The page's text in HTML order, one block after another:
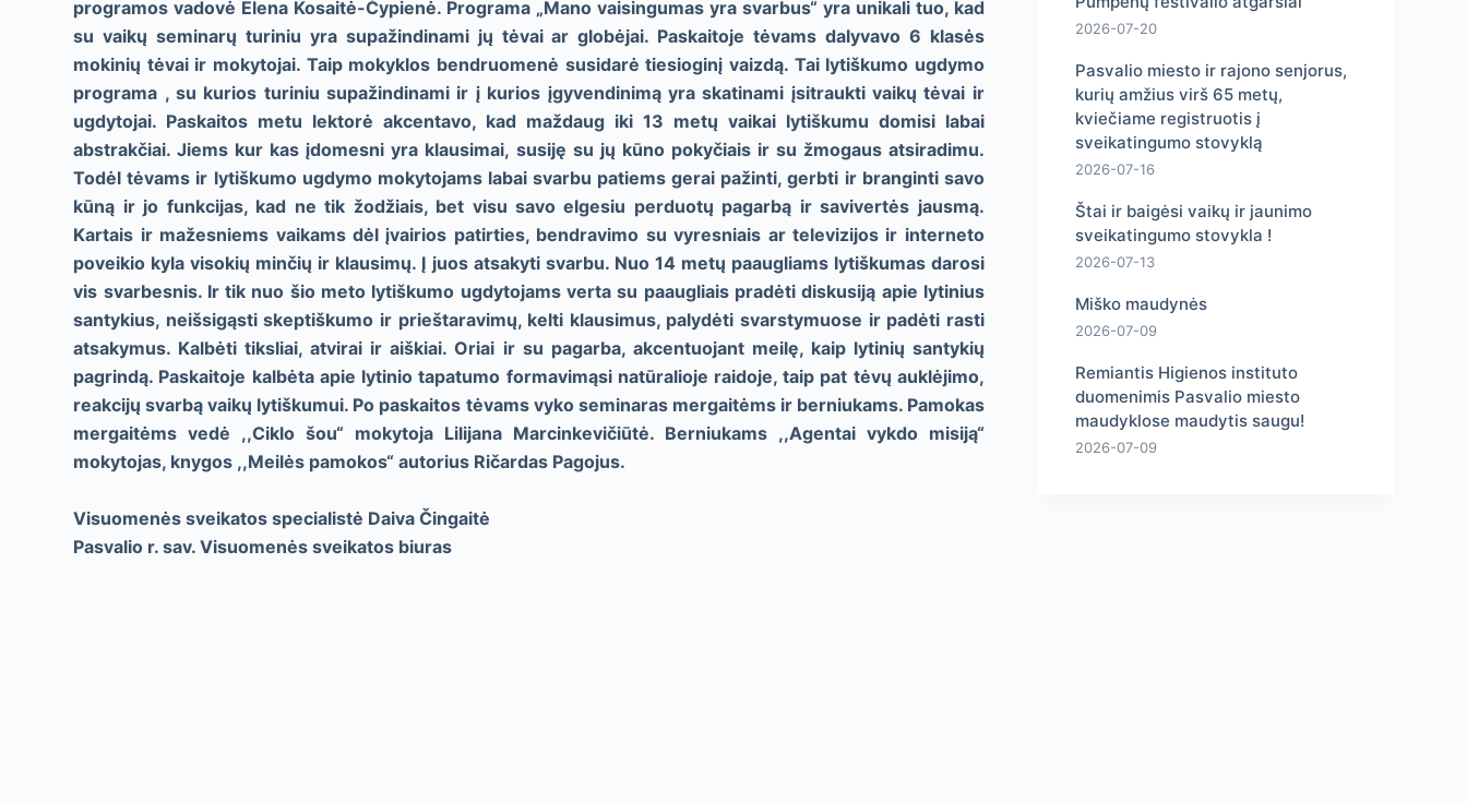
programos vadovė Elena Kosaitė-Čypienė. Programa „Mano vaisingumas yra svarbus“ yra unikali tuo, kad
su vaikų seminarų turiniu yra supažindinami jų tėvai ar globėjai. Paskaitoje tėvams dalyvavo 6 klasės
mokinių tėvai ir mokytojai. Taip mokyklos bendruomenė susidarė tiesioginį vaizdą. Tai lytiškumo ugdymo
programa , su kurios turiniu supažindinami ir į kurios įgyvendinimą yra skatinami įsitraukti vaikų tėvai ir
ugdytojai. Paskaitos metu lektorė akcentavo, kad maždaug iki 13 metų vaikai lytiškumu domisi labai
abstrakčiai. Jiems kur kas įdomesni yra klausimai, susiję su jų kūno pokyčiais ir su žmogaus atsiradimu.
Todėl tėvams ir lytiškumo ugdymo mokytojams labai svarbu patiems gerai pažinti, gerbti ir branginti savo
kūną ir jo funkcijas, kad ne tik žodžiais, bet visu savo elgesiu perduotų pagarbą ir savivertės jausmą.
Kartais ir mažesniems vaikams dėl įvairios patirties, bendravimo su vyresniais ar televizijos ir interneto
poveikio kyla visokių minčių ir klausimų. Į juos atsakyti svarbu. Nuo 14 metų paaugliams lytiškumas darosi
vis svarbesnis. Ir tik nuo šio meto lytiškumo ugdytojams verta su paaugliais pradėti diskusiją apie lytinius
santykius, neišsigąsti skeptiškumo ir prieštaravimų, kelti klausimus, palydėti svarstymuose ir padėti rasti
atsakymus. Kalbėti tiksliai, atvirai ir aiškiai. Oriai ir su pagarba, akcentuojant meilę, kaip lytinių santykių
pagrindą. Paskaitoje kalbėta apie lytinio tapatumo formavimąsi natūralioje raidoje, taip pat tėvų auklėjimo,
reakcijų svarbą vaikų lytiškumui. Po paskaitos tėvams vyko seminaras mergaitėms ir berniukams. Pamokas
mergaitėms vedė ,,Ciklo šou“ mokytoja Lilijana Marcinkevičiūtė. Berniukams ,,Agentai vykdo misiją“
mokytojas, knygos ,,Meilės pamokos“ autorius Ričardas Pagojus.
Visuomenės sveikatos specialistė Daiva Čingaitė
Pasvalio r. sav. Visuomenės sveikatos biuras
2026-07-20
Pasvalio miesto ir rajono senjorus,
kurių amžius virš 65 metų,
kviečiame registruotis į
sveikatingumo stovyklą
2026-07-16
Štai ir baigėsi vaikų ir jaunimo
sveikatingumo stovykla !
2026-07-13
Miško maudynės
2026-07-09
Remiantis Higienos instituto
duomenimis Pasvalio miesto
maudyklose maudytis saugu!
2026-07-09